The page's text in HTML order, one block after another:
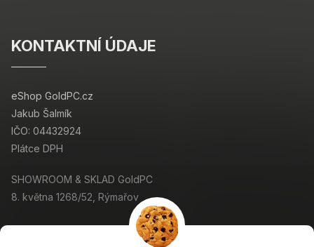
KONTAKTNÍ ÚDAJE
eShop GoldPC.cz
Jakub Šalmík
IČO: 04432924
Plátce DPH
SHOWROOM & SKLAD GoldPC
8. května 1268/52, Rýmařov